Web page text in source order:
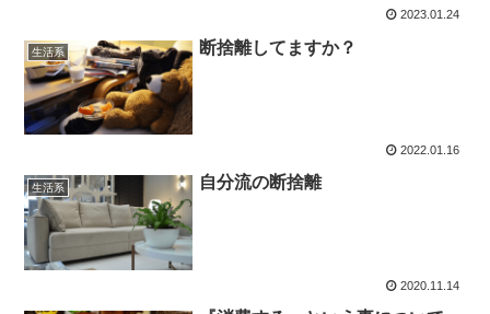
2023.01.24
生活系 断捨離してますか？
2022.01.16
生活系 自分流の断捨離
2020.11.14